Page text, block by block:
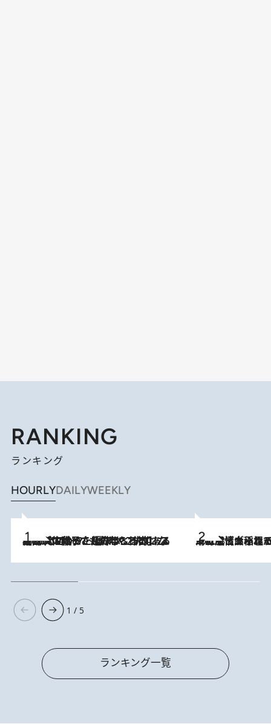
RANKING
ランキング
HOURLYDAILYWEEKLY
2026.8.5
【阿川佐和子さんの年とる力】なぜ70代で始めた趣味は“こんなに楽しい”のか？ ピアノ、俳句…スランプに陥っても続けられる“ある秘訣”とは 2026.8.5
下町風情あふれる台北屈指の人気エリア・大稲埕でセンスのいい台湾土産《ヴ
1 / 5
ランキング一覧